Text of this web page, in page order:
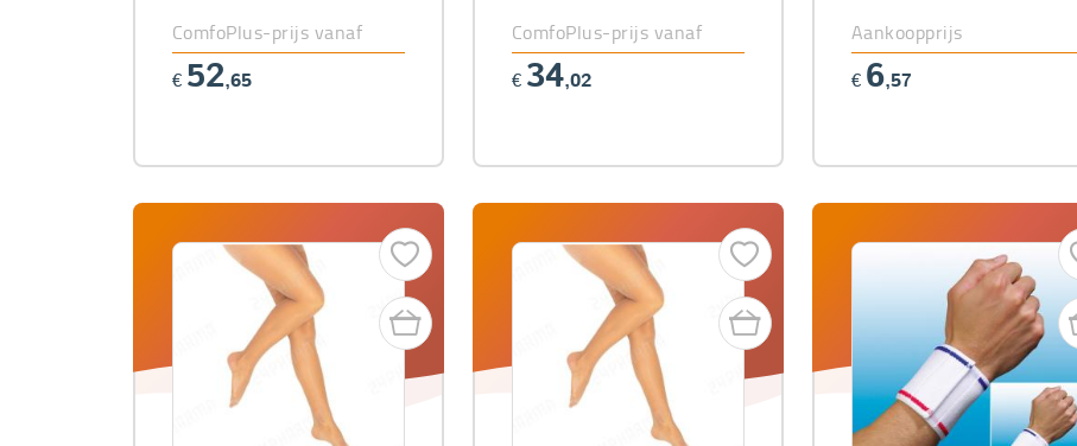
ComfoPlus-prijs vanaf
€ 52,65
ComfoPlus-prijs vanaf
€ 34,02
Aankoopprijs
€ 6,57